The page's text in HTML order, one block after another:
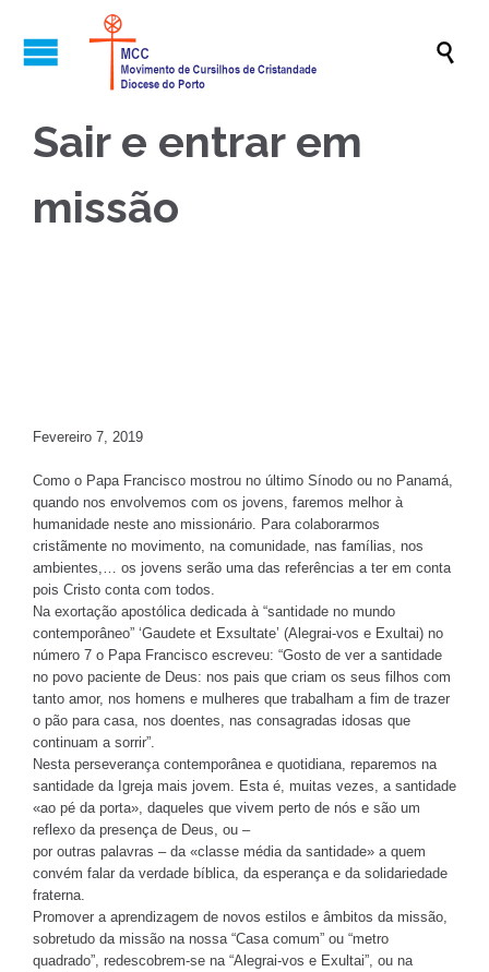

Sair e entrar em
missão
Fevereiro 7, 2019
Como o Papa Francisco mostrou no último Sínodo ou no Panamá,
quando nos envolvemos com os jovens, faremos melhor à
humanidade neste ano missionário. Para colaborarmos
cristãmente no movimento, na comunidade, nas famílias, nos
ambientes,… os jovens serão uma das referências a ter em conta
pois Cristo conta com todos.
Na exortação apostólica dedicada à “santidade no mundo
contemporâneo” ‘Gaudete et Exsultate’ (Alegrai-vos e Exultai) no
número 7 o Papa Francisco escreveu: “Gosto de ver a santidade
no povo paciente de Deus: nos pais que criam os seus filhos com
tanto amor, nos homens e mulheres que trabalham a fim de trazer
o pão para casa, nos doentes, nas consagradas idosas que
continuam a sorrir”.
Nesta perseverança contemporânea e quotidiana, reparemos na
santidade da Igreja mais jovem. Esta é, muitas vezes, a santidade
«ao pé da porta», daqueles que vivem perto de nós e são um
reflexo da presença de Deus, ou –
por outras palavras – da «classe média da santidade» a quem
convém falar da verdade bíblica, da esperança e da solidariedade
fraterna.
Promover a aprendizagem de novos estilos e âmbitos da missão,
sobretudo da missão na nossa “Casa comum” ou “metro
quadrado”, redescobrem-se na “Alegrai-vos e Exultai”, ou na